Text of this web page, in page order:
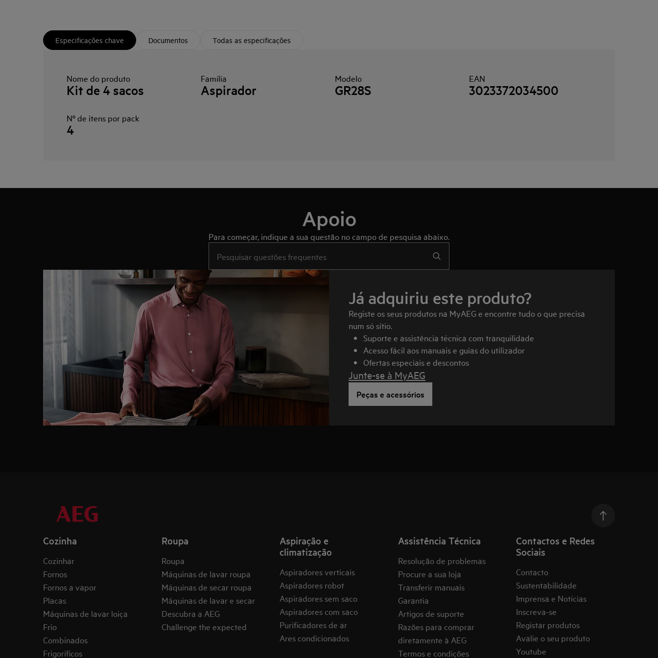
Especificações chave Documentos Todas as especificações
Nome do produto
Kit de 4 sacos
Família
Aspirador
Modelo
GR28S
EAN
3023372034500
Nº de itens por pack
4
Apoio
Para começar, indique a sua questão no campo de pesquisa abaixo.
Já adquiriu este produto?
Registe os seus produtos na MyAEG e encontre tudo o que precisa
num só sítio.
Suporte e assistência técnica com tranquilidade
Acesso fácil aos manuais e guias do utilizador
Ofertas especiais e descontos
Junte-se à MyAEG
Peças e acessórios
Cozinha
Cozinhar
Fornos
Fornos a vapor
Placas
Máquinas de lavar loiça
Frio
Combinados
Frigoríficos
Roupa
Roupa
Máquinas de lavar roupa
Máquinas de secar roupa
Máquinas de lavar e secar
Descubra a AEG
Challenge the expected
Aspiração e
climatização
Aspiradores verticais
Aspiradores robot
Aspiradores sem saco
Aspiradores com saco
Purificadores de ar
Ares condicionados
Assistência Técnica
Resolução de problemas
Procure a sua loja
Transferir manuais
Garantia
Artigos de suporte
Razões para comprar
diretamente à AEG
Termos e condições
Contactos e Redes
Sociais
Contacto
Sustentabilidade
Imprensa e Notícias
Inscreva-se
Registar produtos
Avalie o seu produto
Youtube